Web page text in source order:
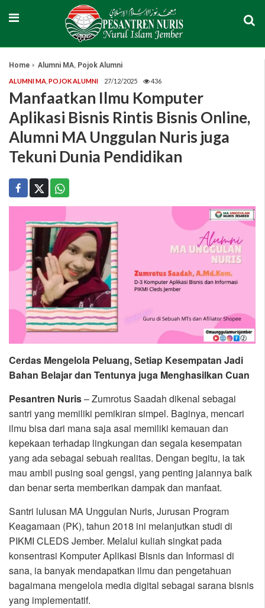
Home Alumni MA, Pojok Alumni
ALUMNI MA POJOK ALUMNI 27/12/2025 436
Manfaatkan Ilmu Komputer
Aplikasi Bisnis Rintis Bisnis Online,
Alumni MA Unggulan Nuris juga
Tekuni Dunia Pendidikan
Cerdas Mengelola Peluang, Setiap Kesempatan Jadi
Bahan Belajar dan Tentunya juga Menghasilkan Cuan
Pesantren Nuris– Zumrotus Saadah dikenal sebagai
santri yang memiliki pemikiran simpel. Baginya, mencari
ilmu bisa dari mana saja asal memiliki kemauan dan
kepekaan terhadap lingkungan dan segala kesempatan
yang ada sebagai sebuah realitas. Dengan begitu, ia tak
mau ambil pusing soal gengsi, yang penting jalannya baik
dan benar serta memberikan dampak dan manfaat.
Santri lulusan MA Unggulan Nuris, Jurusan Program
Keagamaan (PK), tahun 2018 ini melanjutkan studi di
PIKMI CLEDS Jember. Melalui kuliah singkat pada
konsentrasi Komputer Aplikasi Bisnis dan Informasi di
sana, ia banyak mendapatkan ilmu dan pengetahuan
bagaimana mengelola media digital sebagai sarana bisnis
yang implementatif.